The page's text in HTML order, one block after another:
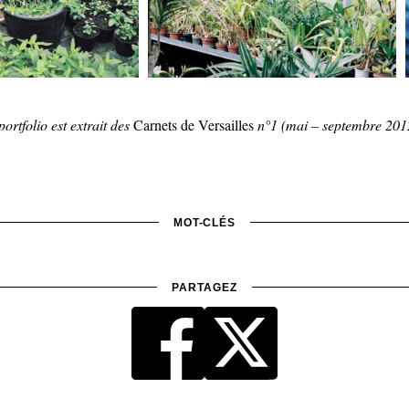
est extrait desCarnets de Versaillesn°1 (mai – septembre
MOT-CLÉS
PARTAGEZ